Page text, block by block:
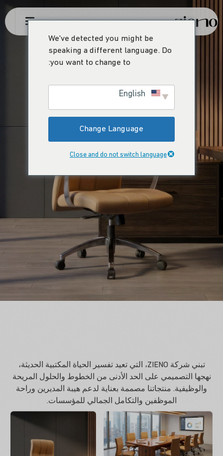
تبني شركة ZIENO، التي تعيد تفسير الحياة المكتبية الحديثة،
نهجها التصميمي على الحد الأدنى من الخطوط والحلول المريحة
والوظيفية. منتجاتنا مصممة بعناية لدعم هيبة المديرين وراحة
الموظفين والتكامل الجمالي للمؤسسات.
We've detected you might be
speaking a different language. Do
you want to change to:
Change Language
Close and do not switch language